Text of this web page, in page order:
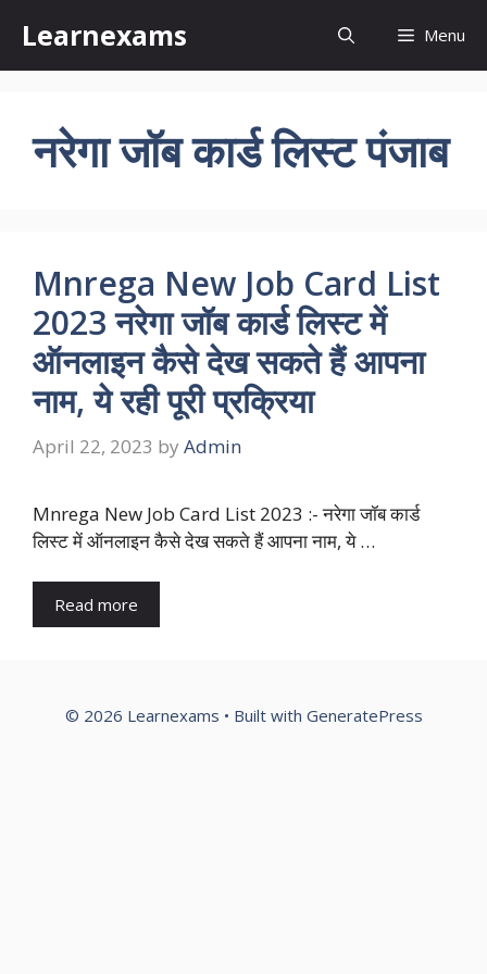
content
Learnexams Menu
नरेगा जॉब कार्ड लिस्ट पंजाब
Mnrega New Job Card List
2023 नरेगा जॉब कार्ड लिस्ट में
ऑनलाइन कैसे देख सकते हैं आपना
नाम, ये रही पूरी प्रक्रिया
April 22, 2023 by Admin
Mnrega New Job Card List 2023 :- नरेगा जॉब कार्ड
लिस्ट में ऑनलाइन कैसे देख सकते हैं आपना नाम, ये …
Read more
© 2026 Learnexams • Built with GeneratePress